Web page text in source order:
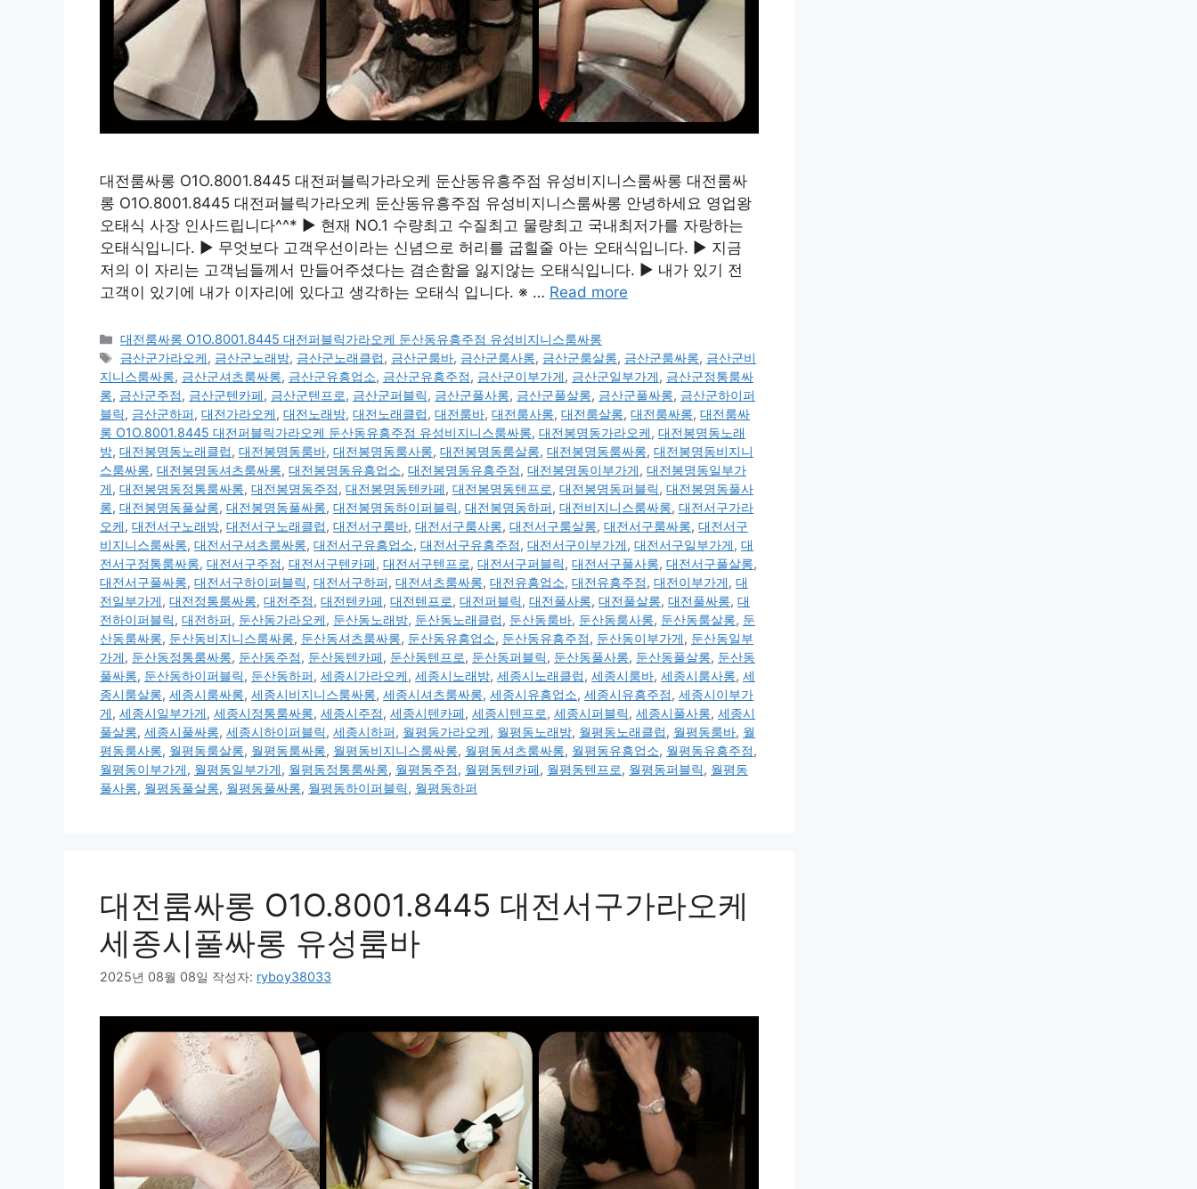
대전룸싸롱 O1O.8001.8445 대전퍼블릭가라오케 둔산동유흥주점 유성비지니스룸싸롱 대전룸싸
롱 O1O.8001.8445 대전퍼블릭가라오케 둔산동유흥주점 유성비지니스룸싸롱 안녕하세요 영업왕
오태식 사장 인사드립니다^^* ▶ 현재 NO.1 수량최고 수질최고 물량최고 국내최저가를 자랑하는
오태식입니다. ▶ 무엇보다 고객우선이라는 신념으로 허리를 굽힐줄 아는 오태식입니다. ▶ 지금
저의 이 자리는 고객님들께서 만들어주셨다는 겸손함을 잃지않는 오태식입니다. ▶ 내가 있기 전
고객이 있기에 내가 이자리에 있다고 생각하는 오태식 입니다. ※ … Read more
카
테
고
리
대전룸싸롱 O1O.8001.8445 대전퍼블릭가라오케 둔산동유흥주점 유성비지니스룸싸롱
태
그
금산군가라오케, 금산군노래방, 금산군노래클럽, 금산군룸바, 금산군룸사롱, 금산군룸살롱, 금산군룸싸롱, 금산군비
지니스룸싸롱, 금산군셔츠룸싸롱, 금산군유흥업소, 금산군유흥주점, 금산군이부가게, 금산군일부가게, 금산군정통룸싸
롱, 금산군주점, 금산군텐카페, 금산군텐프로, 금산군퍼블릭, 금산군풀사롱, 금산군풀살롱, 금산군풀싸롱, 금산군하이퍼
블릭, 금산군하퍼, 대전가라오케, 대전노래방, 대전노래클럽, 대전룸바, 대전룸사롱, 대전룸살롱, 대전룸싸롱, 대전룸싸
롱 O1O.8001.8445 대전퍼블릭가라오케 둔산동유흥주점 유성비지니스룸싸롱, 대전봉명동가라오케, 대전봉명동노래
방, 대전봉명동노래클럽, 대전봉명동룸바, 대전봉명동룸사롱, 대전봉명동룸살롱, 대전봉명동룸싸롱, 대전봉명동비지니
스룸싸롱, 대전봉명동셔츠룸싸롱, 대전봉명동유흥업소, 대전봉명동유흥주점, 대전봉명동이부가게, 대전봉명동일부가
게, 대전봉명동정통룸싸롱, 대전봉명동주점, 대전봉명동텐카페, 대전봉명동텐프로, 대전봉명동퍼블릭, 대전봉명동풀사
롱, 대전봉명동풀살롱, 대전봉명동풀싸롱, 대전봉명동하이퍼블릭, 대전봉명동하퍼, 대전비지니스룸싸롱, 대전서구가라
오케, 대전서구노래방, 대전서구노래클럽, 대전서구룸바, 대전서구룸사롱, 대전서구룸살롱, 대전서구룸싸롱, 대전서구
비지니스룸싸롱, 대전서구셔츠룸싸롱, 대전서구유흥업소, 대전서구유흥주점, 대전서구이부가게, 대전서구일부가게, 대
전서구정통룸싸롱, 대전서구주점, 대전서구텐카페, 대전서구텐프로, 대전서구퍼블릭, 대전서구풀사롱, 대전서구풀살롱,
대전서구풀싸롱, 대전서구하이퍼블릭, 대전서구하퍼, 대전셔츠룸싸롱, 대전유흥업소, 대전유흥주점, 대전이부가게, 대
전일부가게, 대전정통룸싸롱, 대전주점, 대전텐카페, 대전텐프로, 대전퍼블릭, 대전풀사롱, 대전풀살롱, 대전풀싸롱, 대
전하이퍼블릭, 대전하퍼, 둔산동가라오케, 둔산동노래방, 둔산동노래클럽, 둔산동룸바, 둔산동룸사롱, 둔산동룸살롱, 둔
산동룸싸롱, 둔산동비지니스룸싸롱, 둔산동셔츠룸싸롱, 둔산동유흥업소, 둔산동유흥주점, 둔산동이부가게, 둔산동일부
가게, 둔산동정통룸싸롱, 둔산동주점, 둔산동텐카페, 둔산동텐프로, 둔산동퍼블릭, 둔산동풀사롱, 둔산동풀살롱, 둔산동
풀싸롱, 둔산동하이퍼블릭, 둔산동하퍼, 세종시가라오케, 세종시노래방, 세종시노래클럽, 세종시룸바, 세종시룸사롱, 세
종시룸살롱, 세종시룸싸롱, 세종시비지니스룸싸롱, 세종시셔츠룸싸롱, 세종시유흥업소, 세종시유흥주점, 세종시이부가
게, 세종시일부가게, 세종시정통룸싸롱, 세종시주점, 세종시텐카페, 세종시텐프로, 세종시퍼블릭, 세종시풀사롱, 세종시
풀살롱, 세종시풀싸롱, 세종시하이퍼블릭, 세종시하퍼, 월평동가라오케, 월평동노래방, 월평동노래클럽, 월평동룸바, 월
평동룸사롱, 월평동룸살롱, 월평동룸싸롱, 월평동비지니스룸싸롱, 월평동셔츠룸싸롱, 월평동유흥업소, 월평동유흥주점,
월평동이부가게, 월평동일부가게, 월평동정통룸싸롱, 월평동주점, 월평동텐카페, 월평동텐프로, 월평동퍼블릭, 월평동
풀사롱, 월평동풀살롱, 월평동풀싸롱, 월평동하이퍼블릭, 월평동하퍼
대전룸싸롱 O1O.8001.8445 대전서구가라오케
세종시풀싸롱 유성룸바
2025년 08월 08일 작성자: ryboy38033